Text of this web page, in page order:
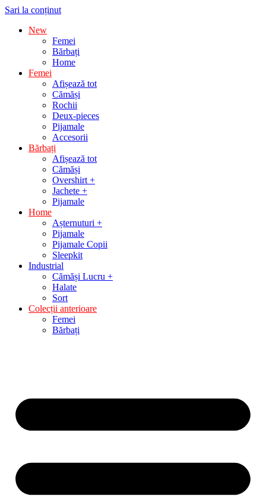
Sari la conținut
New
Femei
Bărbați
Home
Femei
Afișează tot
Cămăși
Rochii
Deux-pieces
Pijamale
Accesorii
Bărbați
Afișează tot
Cămăși
Overshirt +
Jachete +
Pijamale
Home
Așternuturi +
Pijamale
Pijamale Copii
Sleepkit
Industrial
Cămăși Lucru +
Halate
Sort
Colecții anterioare
Femei
Bărbați